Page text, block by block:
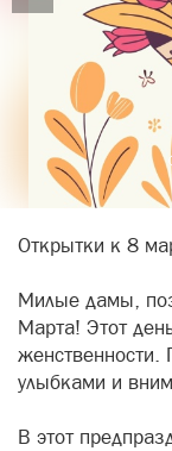
Открытки к 8
Милые дамы,
Марта! Этот
женственности.
улыбками и
В этот